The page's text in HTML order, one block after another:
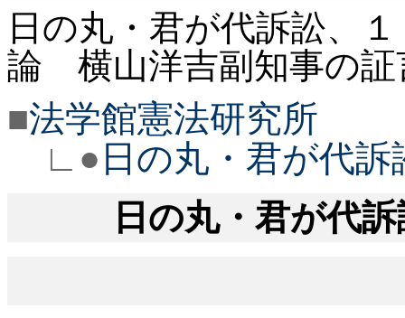
日の丸・君が代訴訟、
論 横山洋吉副知事の証
■法学館憲法研究所
∟● 日の丸・君が代
日の丸・君が代